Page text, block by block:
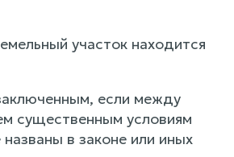
участок находится
если между
существенным условиям
в законе или иных